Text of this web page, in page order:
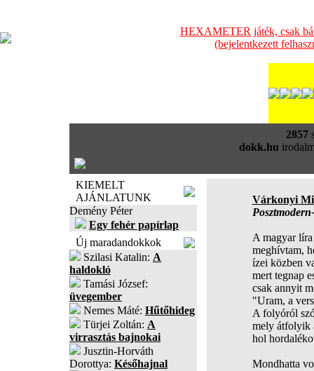
HEXAMETER játék, csak
(bejelentkezett
2857
dokk.hu
KIEMELT
AJÁNLATUNK
Demény Péter
Egy fehér papírlap
Új maradandokkok
Szilasi Katalin: A
haldokló
Tamási József:
üvegember
Nemes Máté: Hűtőhideg
Türjei Zoltán: A
virrasztás bajnokai
Jusztin-Horváth
Dorottya: Későhajnal
Várkonyi
A magyar
meghívtam,
ízei közben
mert tegnap
csak annyit
"Uram, a
A folyóról
mely átfolyik
hol
Mondhatta